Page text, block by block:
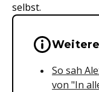
selbst.
Wichtige
So sah
von "In